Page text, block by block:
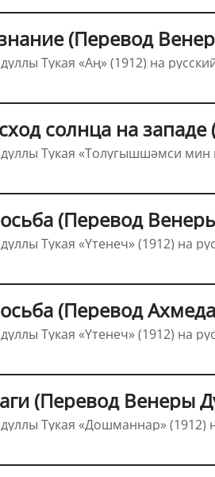
(Перевод
Тукая «Аң» (1912) на
солнца на
Тукая «Толугышшәмси мин
(Перевод
Тукая «Үтенеч» (1912) на
(Перевод
Тукая «Үтенеч» (1912) на
(Перевод Венеры
Тукая «Дошманнар» (1912)